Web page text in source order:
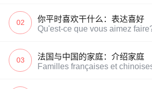
02
你平时喜欢干什么：表达喜好
Qu'est-ce que vous aimez
03
法国与中国的家庭：介绍家庭
Familles françaises et